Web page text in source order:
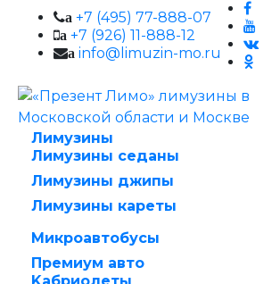
a +7 (495) 77-888-07
a +7 (926) 11-888-12
a info@limuzin-mo.ru
Лимузины
Лимузины седаны
Лимузины джипы
Лимузины кареты
Микроавтобусы
Премиум авто